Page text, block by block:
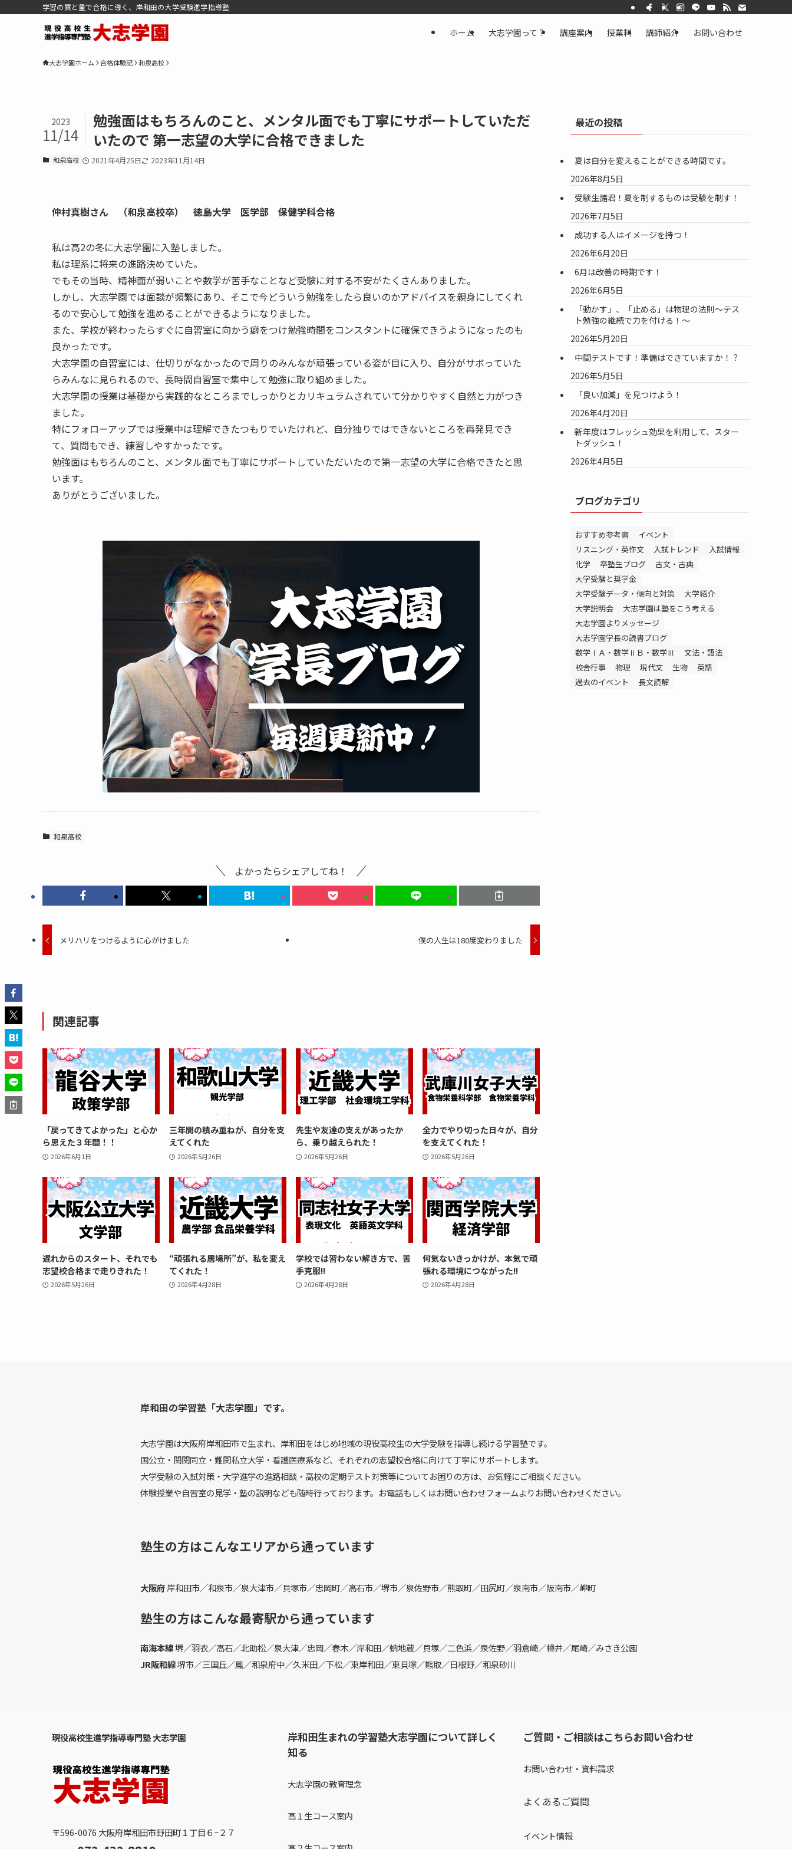
学習の質と量で合格に導く、岸和田の大学受験進学指導塾
ホーム 大志学園って？ 講座案内 授業料 講師紹介 お問い合わせ
大志学園ホーム 合格体験記 和泉高校
勉強面はもちろんのこと、メンタル面でも丁寧にサポートしていただ
いたので 第一志望の大学に合格できました
2023
11/14
和泉高校 2021年4月25日 2023年11月14日
仲村真樹さん （和泉高校卒） 徳島大学 医学部 保健学科合格
私は高2の冬に大志学園に入塾しました。
私は理系に将来の進路決めていた。
でもその当時、精神面が弱いことや数学が苦手なことなど受験に対する不安がたくさんありました。
しかし、大志学園では面談が頻繁にあり、そこで今どういう勉強をしたら良いのかアドバイスを親身にしてくれ
るので安心して勉強を進めることができるようになりました。
また、学校が終わったらすぐに自習室に向かう癖をつけ勉強時間をコンスタントに確保できうようになったのも
良かったです。
大志学園の自習室には、仕切りがなかったので周りのみんなが頑張っている姿が目に入り、自分がサボっていた
らみんなに見られるので、長時間自習室で集中して勉強に取り組めました。
大志学園の授業は基礎から実践的なところまでしっかりとカリキュラムされていて分かりやすく自然と力がつき
ました。
特にフォローアップでは授業中は理解できたつもりでいたけれど、自分独りではできないところを再発見でき
て、質問もでき、練習しやすかったです。
勉強面はもちろんのこと、メンタル面でも丁寧にサポートしていただいたので第一志望の大学に合格できたと思
います。
ありがとうございました。
和泉高校
よかったらシェアしてね！
メリハリをつけるように心がけました 僕の人生は180度変わりました
関連記事
「戻ってきてよかった」と心か
ら思えた３年間！！
2026年6月1日
三年間の積み重ねが、自分を支
えてくれた
2026年5月26日
先生や友達の支えがあったか
ら、乗り越えられた！
2026年5月26日
全力でやり切った日々が、自分
を支えてくれた！
2026年5月26日
遅れからのスタート、それでも
志望校合格まで走りきれた！
2026年5月26日
“頑張れる居場所”が、私を変え
てくれた！
2026年4月28日
学校では習わない解き方で、苦
手克服!!
2026年4月28日
何気ないきっかけが、本気で頑
張れる環境につながった!!
2026年4月28日
最近の投稿
夏は自分を変えることができる時間です。
2026年8月5日
受験生諸君！夏を制するものは受験を制す！
2026年7月5日
成功する人はイメージを持つ！
2026年6月20日
6月は改善の時期です！
2026年6月5日
「動かす」、「止める」は物理の法則～テス
ト勉強の継続で力を付ける！～
2026年5月20日
中間テストです！準備はできていますか！？
2026年5月5日
「良い加減」を見つけよう！
2026年4月20日
新年度はフレッシュ効果を利用して、スター
トダッシュ！
2026年4月5日
ブログカテゴリ
おすすめ参考書
イベント
リスニング・英作文
入試トレンド
入試情報
化学
卒塾生ブログ
古文・古典
大学受験と奨学金
大学受験データ・傾向と対策
大学紹介
大学説明会
大志学園は塾をこう考える
大志学園よりメッセージ
大志学園学長の読書ブログ
数学ⅠＡ・数学ⅡＢ・数学Ⅲ
文法・語法
校舎行事
物理 現代文 生物
英語
過去のイベント
長文読解
岸和田の学習塾「大志学園」です。
大志学園は大阪府岸和田市で生まれ、岸和田をはじめ地域の現役高校生の大学受験を指導し続ける学習塾です。
国公立・関関同立・難関私立大学・看護医療系など、それぞれの志望校合格に向けて丁寧にサポートします。
大学受験の入試対策・大学進学の進路相談・高校の定期テスト対策等についてお困りの方は、お気軽にご相談ください。
体験授業や自習室の見学・塾の説明なども随時行っております。お電話もしくはお問い合わせフォームよりお問い合わせください。
塾生の方はこんなエリアから通っています
大阪府岸和田市／和泉市／泉大津市／貝塚市／忠岡町／高石市／堺市／泉佐野市／熊取町／田尻町／泉南市／阪南市／岬町
塾生の方はこんな最寄駅から通っています
南海本線堺／羽衣／高石／北助松／泉大津／忠岡／春木／岸和田／蛸地蔵／貝塚／二色浜／泉佐野／羽倉崎／樽井／尾崎／みさき公園
JR阪和線堺市／三国丘／鳳／和泉府中／久米田／下松／東岸和田／東貝塚／熊取／日根野／和泉砂川
現役高校生進学指導専門塾 大志学園
〒596-0076 大阪府岸和田市野田町１丁目６−２７
岸和田生まれの学習塾大志学園について詳しく
知る
大志学園の教育理念
高１生コース案内
ご質問・ご相談はこちらお問い合わせ
お問い合わせ・資料請求
よくあるご質問
イベント情報